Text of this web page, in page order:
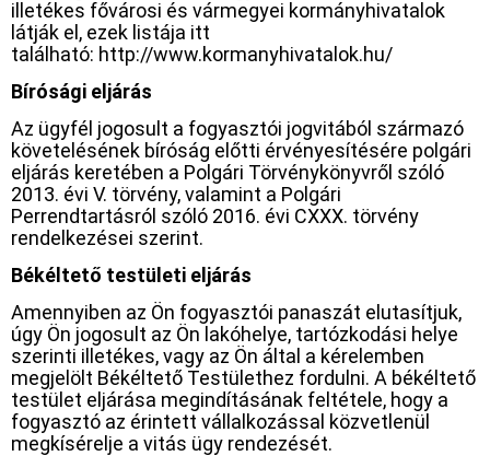
illetékes fővárosi és vármegyei kormányhivatalok
látják el, ezek listája itt
található: http://www.kormanyhivatalok.hu/
Bírósági eljárás
Az ügyfél jogosult a fogyasztói jogvitából származó
követelésének bíróság előtti érvényesítésére polgári
eljárás keretében a Polgári Törvénykönyvről szóló
2013. évi V. törvény, valamint a Polgári
Perrendtartásról szóló 2016. évi CXXX. törvény
rendelkezései szerint.
Békéltető testületi eljárás
Amennyiben az Ön fogyasztói panaszát elutasítjuk,
úgy Ön jogosult az Ön lakóhelye, tartózkodási helye
szerinti illetékes, vagy az Ön által a kérelemben
megjelölt Békéltető Testülethez fordulni. A békéltető
testület eljárása megindításának feltétele, hogy a
fogyasztó az érintett vállalkozással közvetlenül
megkísérelje a vitás ügy rendezését.